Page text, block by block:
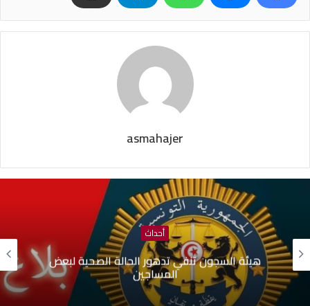
asmahajer
الصحية لبعض بلدية تونس: لا صحة لبيع قبور
جارية حول التجاوزات